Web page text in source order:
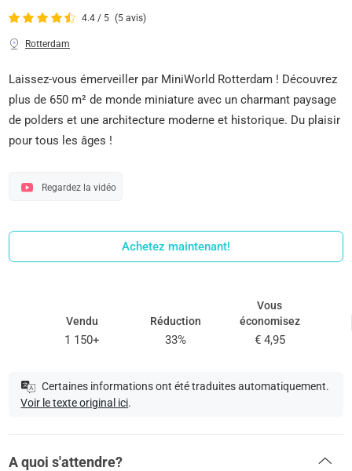
4.4 / 5 (5 avis)
Rotterdam
Laissez-vous émerveiller par MiniWorld Rotterdam ! Découvrez
plus de 650 m² de monde miniature avec un charmant paysage
de polders et une architecture moderne et historique. Du plaisir
pour tous les âges !
Regardez la vidéo
Achetez maintenant!
Vendu
1 150+
Réduction
33%
Vous
économisez
€ 4,95
Certaines informations ont été traduites automatiquement.
Voir le texte original ici.
A quoi s'attendre?